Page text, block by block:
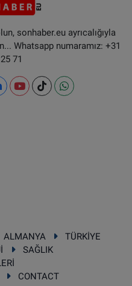
sonhaber.eu ayrıcalığıyla
Whatsapp numaramız: +31
71
ALMANYA
TÜRKİYE
SAĞLIK
CONTACT